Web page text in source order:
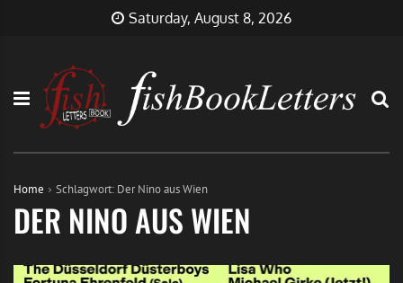
Saturday, August 8, 2026
Home Schlagwort: Der Nino aus Wien
DER NINO AUS WIEN